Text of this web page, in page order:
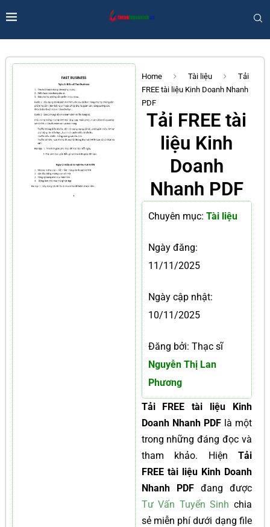
Home Tài liệu
Tải
FREE tài liệu Kinh Doanh Nhanh
PDF
Tải FREE tài
liệu Kinh
Doanh
Nhanh PDF
Chuyên mục: Tài liệu
Ngày đăng:
11/11/2025
Ngày cập nhật:
10/11/2025
Đăng bởi: Thạc sĩ
Nguyễn Thị Lan
Phương
Tải FREE tài liệu Kinh
Doanh Nhanh PDFlà một
trong những đáng đọc và
tham khảo. Hiện Tải
FREE tài liệu Kinh Doanh
Nhanh PDF đang được
Tư Vấn Tuyển Sinh chia
sẻ miễn phí dưới dạng file